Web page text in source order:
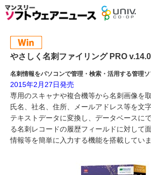
やさしく名刺ファイリング PRO v.14.0
名刺情報をパソコンで管理・検索・活用する管理ソ
2015年2月27日発売
専用のスキャナや複合機等から名刺画像を
氏名、社名、住所、メールアドレス等を文
テキストデータに変換し、データベースに
る名刺レコードの履歴フィールドに対して
情報等を簡単に入力する機能を搭載していま